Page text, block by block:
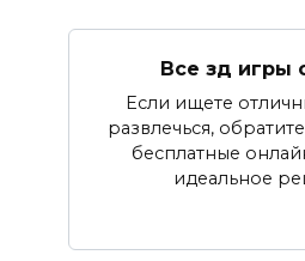
Все зд игры
Если ищете
развлечься,
бесплатные
идеальное